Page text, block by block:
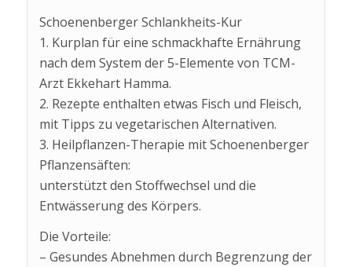
Schoenenberger Schlankheits-Kur
1. Kurplan für eine schmackhafte Ernährung
nach dem System der 5-Elemente von TCM-
Arzt Ekkehart Hamma.
2. Rezepte enthalten etwas Fisch und Fleisch,
mit Tipps zu vegetarischen Alternativen.
3. Heilpflanzen-Therapie mit Schoenenberger
Pflanzensäften:
unterstützt den Stoffwechsel und die
Entwässerung des Körpers.
Die Vorteile:
– Gesundes Abnehmen durch Begrenzung der